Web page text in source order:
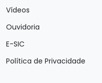
Vídeos
Ouvidoria
E-SIC
Política de Privacidade